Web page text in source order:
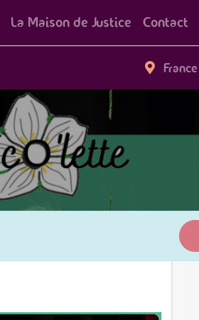
La Maison de Justice Contact
France